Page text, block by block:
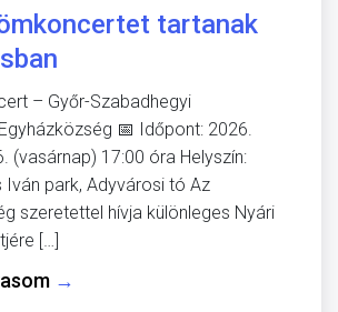
tartanak
– Győr-Szabadhegyi
📅 Időpont: 2026.
(vasárnap) 17:00 óra Helyszín:
Iván park, Adyvárosi tó Az
szeretettel hívja különleges Nyári
[…]
→